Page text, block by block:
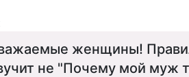
женщины!
не "Почему мой муж